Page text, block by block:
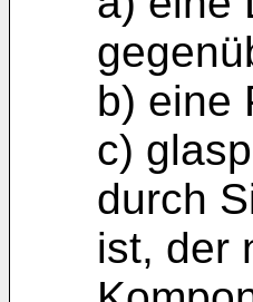
b) eine
c)
durch
ist, der